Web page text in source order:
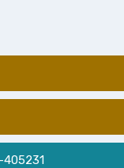
405231